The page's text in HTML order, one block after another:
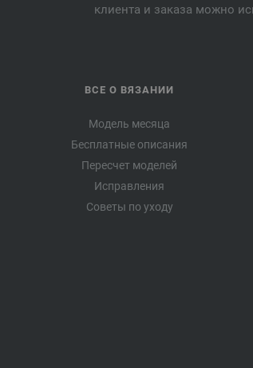
клиента и заказа можно
ВСЕ О ВЯЗАНИИ
Модель месяца
Бесплатные описания
Пересчет моделей
Исправления
Советы по уходу